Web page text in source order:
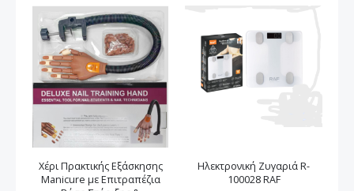
Χέρι Πρακτικής Εξάσκησης
Manicure με Επιτραπέζια
Ηλεκτρονική Ζυγαριά R-
100028 RAF